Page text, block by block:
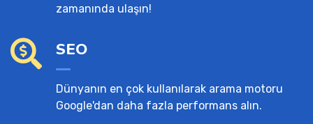
zamanında ulaşın!
SEO
Dünyanın en çok kullanılarak arama motoru
Google'dan daha fazla performans alın.